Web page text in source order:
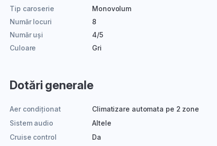
Tip caroserie
Monovolum
Număr locuri
8
Număr uși
4/5
Culoare
Gri
Dotări generale
Aer condiționat
Climatizare automata pe 2 zone
Sistem audio
Altele
Cruise control
Da